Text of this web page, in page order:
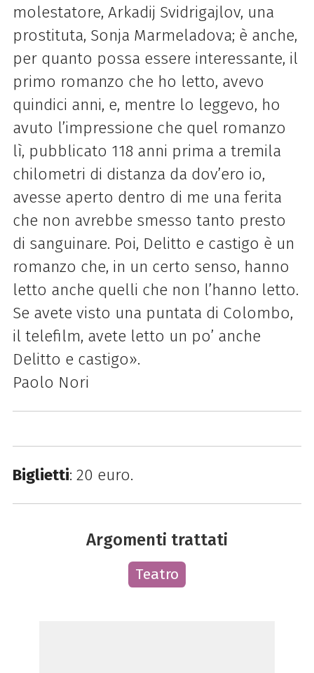
molestatore, Arkadij Svidrigajlov, una
prostituta, Sonja Marmeladova; è anche,
per quanto possa essere interessante, il
primo romanzo che ho letto, avevo
quindici anni, e, mentre lo leggevo, ho
avuto l’impressione che quel romanzo
lì, pubblicato 118 anni prima a tremila
chilometri di distanza da dov’ero io,
avesse aperto dentro di me una ferita
che non avrebbe smesso tanto presto
di sanguinare. Poi, Delitto e castigo è un
romanzo che, in un certo senso, hanno
letto anche quelli che non l’hanno letto.
Se avete visto una puntata di Colombo,
il telefilm, avete letto un po’ anche
Delitto e castigo».
Paolo Nori
Biglietti: 20 euro.
Argomenti trattati
Teatro